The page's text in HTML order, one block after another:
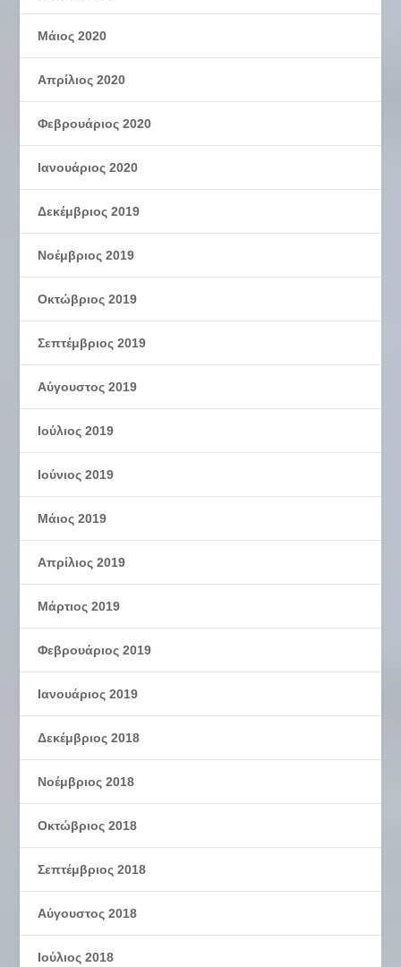
Μάιος 2020
Απρίλιος 2020
Φεβρουάριος 2020
Ιανουάριος 2020
Δεκέμβριος 2019
Νοέμβριος 2019
Οκτώβριος 2019
Σεπτέμβριος 2019
Αύγουστος 2019
Ιούλιος 2019
Ιούνιος 2019
Μάιος 2019
Απρίλιος 2019
Μάρτιος 2019
Φεβρουάριος 2019
Ιανουάριος 2019
Δεκέμβριος 2018
Νοέμβριος 2018
Οκτώβριος 2018
Σεπτέμβριος 2018
Αύγουστος 2018
Ιούλιος 2018